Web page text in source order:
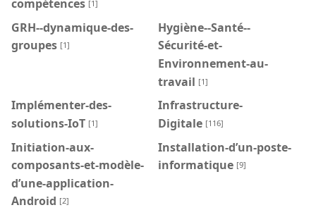
compétences [1]
GRH--dynamique-des-
groupes [1]
Hygiène--Santé--
Sécurité-et-
Environnement-au-
travail [1]
Implémenter-des-
solutions-IoT [1]
Infrastructure-
Digitale [116]
Initiation-aux-
composants-et-modèle-
d’une-application-
Android [2]
Installation-d’un-poste-
informatique [9]